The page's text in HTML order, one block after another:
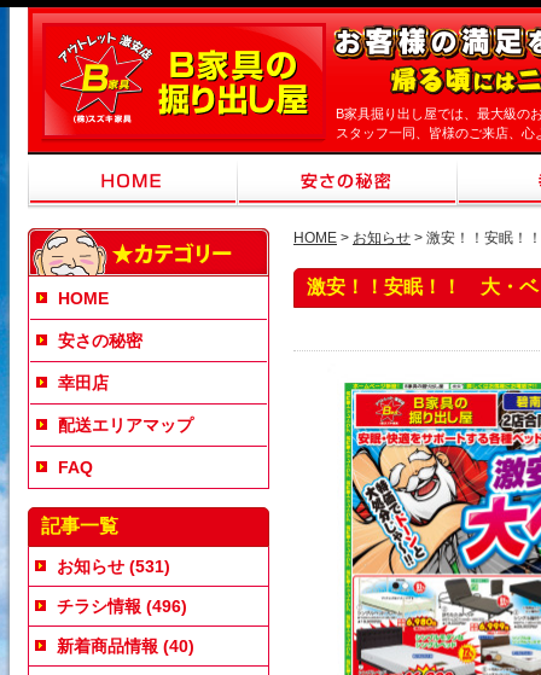
B家具掘り出し屋では、最大級の
スタッフ一同、皆様のご来店、
HOME > お知らせ > 激安！！安眠！
激安！！安眠！！ 大・
HOME
安さの秘密
幸田店
配送エリアマップ
FAQ
記事一覧
お知らせ (531)
チラシ情報 (496)
新着商品情報 (40)